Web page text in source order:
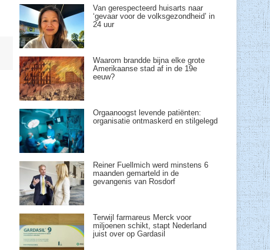
Van gerespecteerd huisarts naar
‘gevaar voor de volksgezondheid’ in
24 uur
Waarom brandde bijna elke grote
Amerikaanse stad af in de 19e
eeuw?
Orgaanoogst levende patiënten:
organisatie ontmaskerd en stilgelegd
Reiner Fuellmich werd minstens 6
maanden gemarteld in de
gevangenis van Rosdorf
Terwijl farmareus Merck voor
miljoenen schikt, stapt Nederland
juist over op Gardasil